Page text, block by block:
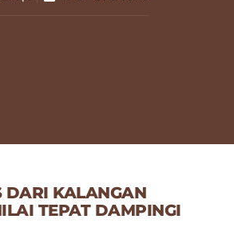
DARI KALANGAN
TEPAT DAMPINGI